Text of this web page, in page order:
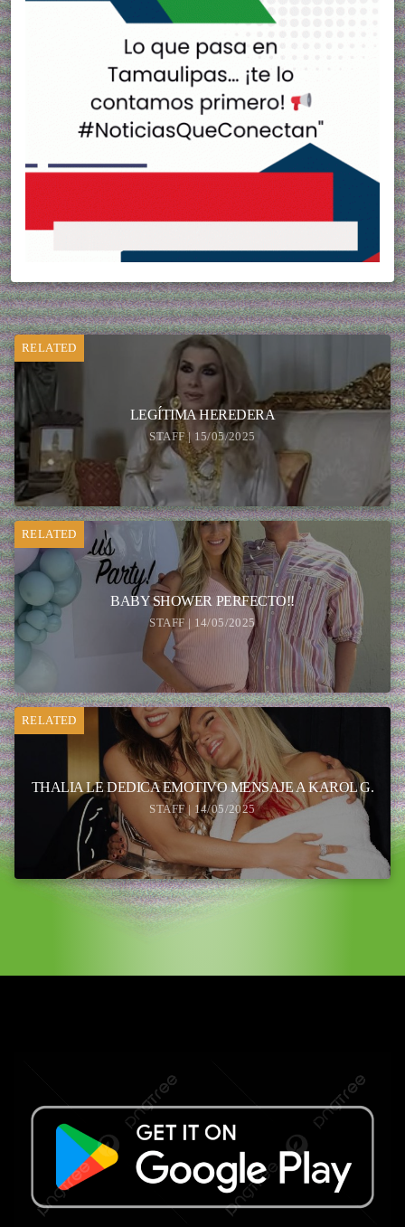
RELATED
LEGÍTIMA HEREDERA
STAFF | 15/05/2025
RELATED
BABY SHOWER PERFECTO!!
STAFF | 14/05/2025
RELATED
THALIA LE DEDICA EMOTIVO MENSAJE A KAROL G.
STAFF | 14/05/2025